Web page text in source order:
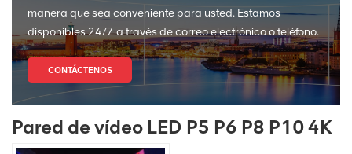
manera que sea conveniente para usted. Estamos
disponibles 24/7 a través de correo electrónico o teléfono.
CONTÁCTENOS
Pared de vídeo LED P5 P6 P8 P10 4K